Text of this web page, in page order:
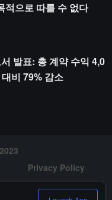
적으로 따를 수 없다
발표: 총 계약 수익 4,0
비 79% 감소
Privacy Policy